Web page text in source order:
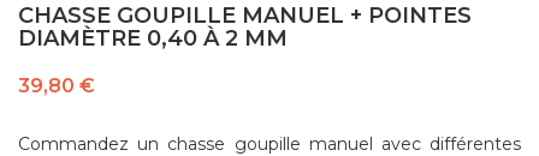
CHASSE GOUPILLE MANUEL + POINTES
DIAMÈTRE 0,40 À 2 MM
39,80 €
Commandez un chasse goupille manuel avec différentes